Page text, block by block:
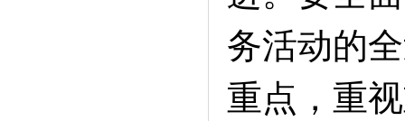
务活动的
重点，重